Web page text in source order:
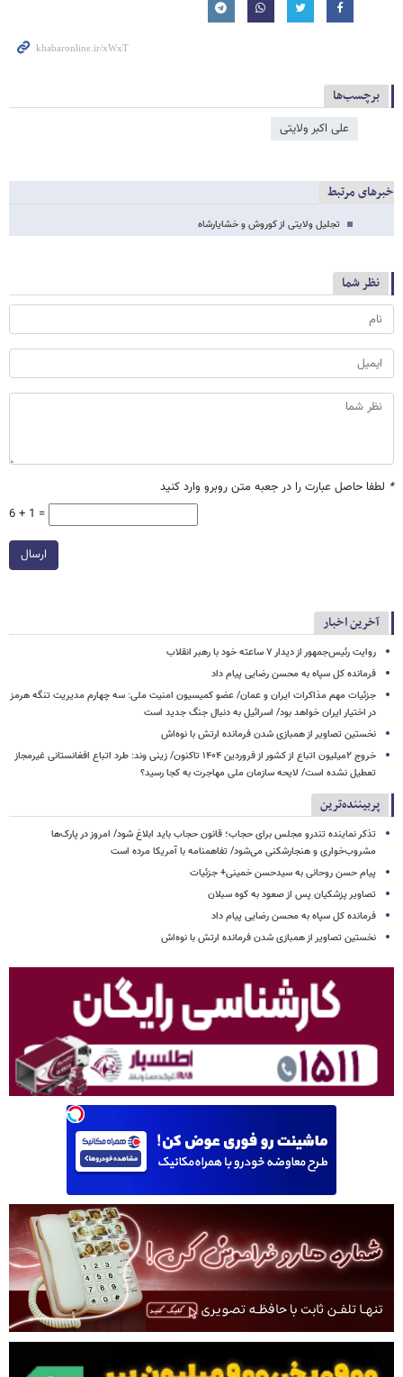
برچسب‌ها
علی اکبر ولایتی
خبرهای مرتبط
تجلیل ولایتی از کوروش و خشایارشاه
نظر شما
* لطفا حاصل عبارت را در جعبه متن روبرو وارد کنید
6 + 1 =
ارسال
آخرین اخبار
روایت رئیس‌جمهور از دیدار ۷ ساعته خود با رهبر انقلاب
فرمانده کل سپاه به محسن رضایی پیام داد
جزئیات مهم مذاکرات ایران و عمان/ عضو کمیسیون امنیت ملی: سه‌ چهارم مدیریت تنگه هرمز
در اختیار ایران خواهد بود/ اسرائیل به دنبال جنگ جدید است
نخستین تصاویر از همبازی شدن فرمانده ارتش با نوه‌اش
خروج ۲میلیون اتباع از کشور از فروردین ۱۴۰۴ تاکنون/ زینی وند: طرد اتباع افغانستانی غیرمجاز
تعطیل نشده است/ لایحه سازمان ملی مهاجرت به کجا رسید؟
پربیننده‌ترین
تذکر نماینده تندرو مجلس برای حجاب؛ قانون حجاب باید ابلاغ شود/ امروز در پارک‌ها
مشروب‌خواری و هنجارشکنی می‌شود/ تفاهمنامه با آمریکا مرده است
پیام حسن روحانی به سیدحسن خمینی+ جزئیات
تصاویر پزشکیان پس از صعود به کوه سبلان
فرمانده کل سپاه به محسن رضایی پیام داد
نخستین تصاویر از همبازی شدن فرمانده ارتش با نوه‌اش